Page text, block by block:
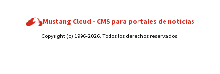
Mustang Cloud - CMS para portales de noticias
Copyright (c) 1996-2026. Todos los derechos reservados.